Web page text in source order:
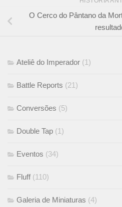
O Cerco do Pântano da
Ateliê do Imperador (1)
Battle Reports (21)
Conversões (5)
Double Tap (1)
Eventos (34)
Fluff (110)
Galeria de Miniaturas (4)